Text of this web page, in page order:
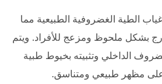
الطية الغضروفية الطبيعية مما
بشكل ملحوظ ومزعج للأفراد. ويتم
الداخلي وتثبيته بخيوط طبية
مظهر طبيعي ومتناسق.